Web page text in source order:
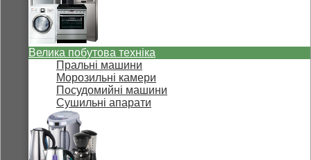
Велика побутова техніка
Пральні машини
Морозильні камери
Посудомийні машини
Сушильні апарати